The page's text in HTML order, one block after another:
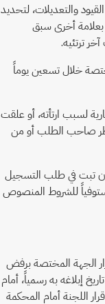
والتعديلات، لتحديد
بعلامة أخرى سبق
ترتئيه.
خلال تسعين يوماً
لسبب ارتأته، أو علقت
صاحب الطلب أو من
أن تبت في طلب التسجيل
للشروط المنصوص
الجهة المختصة برفض
إبلاغه به رسمياً، أمام
اللجنة أمام المحكمة